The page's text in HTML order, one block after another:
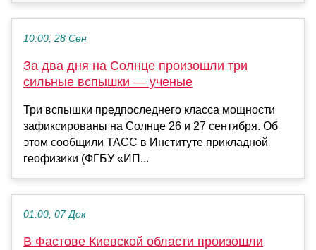
10:00, 28 Сен
За два дня на Солнце произошли три
сильные вспышки — ученые
Три вспышки предпоследнего класса мощности
зафиксированы на Солнце 26 и 27 сентября. Об
этом сообщили ТАСС в Институте прикладной
геофизики (ФГБУ «ИП...
01:00, 07 Дек
В Фастове Киевской области произошли